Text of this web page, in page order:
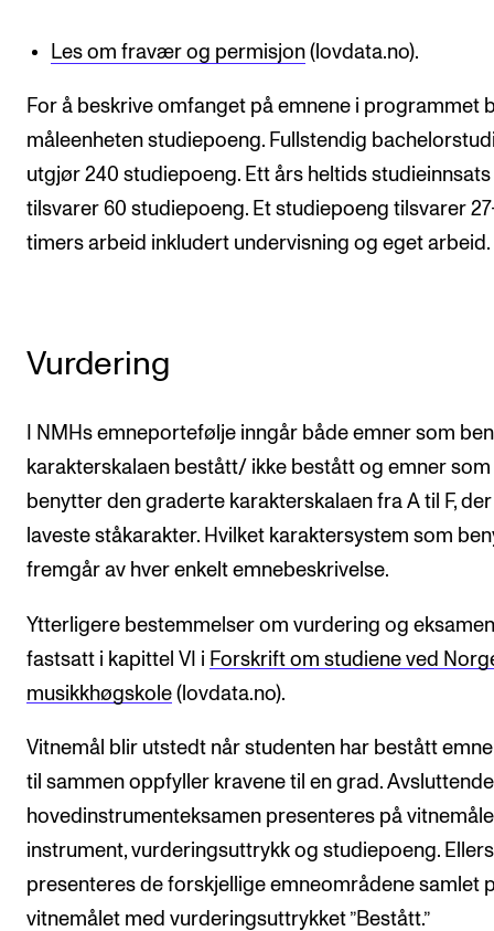
Les om fravær og permisjon (lovdata.no).
For å beskrive omfanget på emnene i programmet
måleenheten studiepoeng. Fullstendig
utgjør 240 studiepoeng. Ett års heltids studieinnsats
tilsvarer 60 studiepoeng. Et studiepoeng tilsvarer
timers arbeid inkludert undervisning og eget arbeid.
Vurdering
I NMHs emneportefølje inngår både emner som
karakterskalaen bestått/ ikke bestått og emner som
benytter den graderte karakterskalaen fra A til F, der
laveste ståkarakter. Hvilket karaktersystem som
fremgår av hver enkelt emnebeskrivelse.
Ytterligere bestemmelser om vurdering og
fastsatt i kapittel VI i Forskrift om studiene ved
musikkhøgskole (lovdata.no).
Vitnemål blir utstedt når studenten har bestått
til sammen oppfyller kravene til en grad. Avsluttende
hovedinstrumenteksamen presenteres på
instrument, vurderingsuttrykk og studiepoeng. Ellers
presenteres de forskjellige emneområdene samlet
vitnemålet med vurderingsuttrykket ”Bestått.”